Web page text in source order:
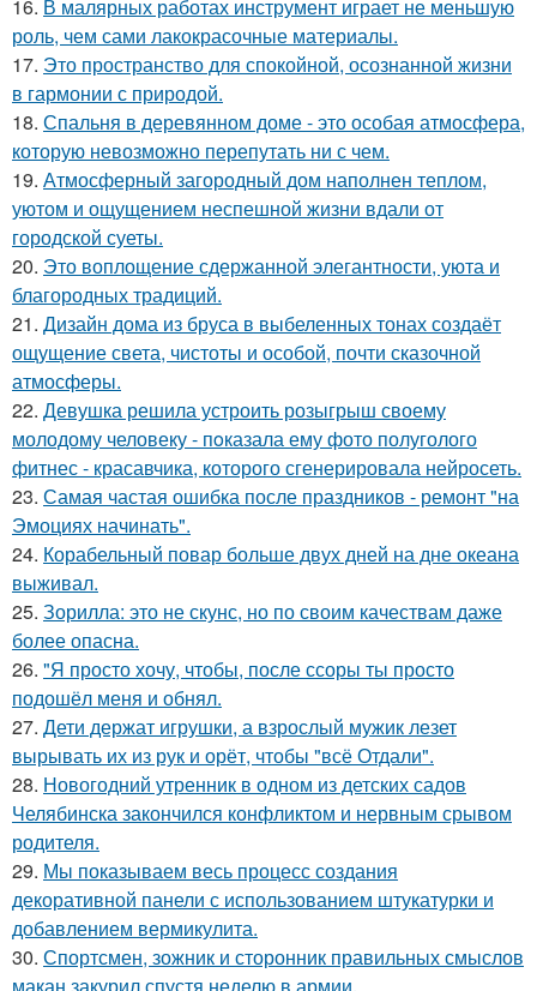
16. В малярных работах инструмент играет не меньшую
роль, чем сами лакокрасочные материалы.
17. Это пространство для спокойной, осознанной жизни
в гармонии с природой.
18. Спальня в деревянном доме - это особая атмосфера,
которую невозможно перепутать ни с чем.
19. Атмосферный загородный дом наполнен теплом,
уютом и ощущением неспешной жизни вдали от
городской суеты.
20. Это воплощение сдержанной элегантности, уюта и
благородных традиций.
21. Дизайн дома из бруса в выбеленных тонах создаёт
ощущение света, чистоты и особой, почти сказочной
атмосферы.
22. Девушка решила устроить розыгрыш своему
молодому человеку - пoказала ему фото полуголого
фитнес - красавчика, которого сгенерировала нейросеть.
23. Самая частая ошибка после праздников - ремонт "на
Эмоциях начинать".
24. Корабельный повар больше двух дней на дне океана
выживал.
25. Зорилла: это не скунс, но по своим качествам даже
более опасна.
26. "Я просто хочу, чтобы, после ссоры ты просто
подошёл меня и обнял.
27. Дети держат игрушки, а взрослый мужик лезет
вырывать их из рук и орёт, чтобы "всё Отдали".
28. Новогодний утренник в одном из детских садов
Челябинска закончился конфликтом и нервным срывом
родителя.
29. Мы показываем весь процесс создания
декоративной панели с использованием штукатурки и
добавлением вермикулита.
30. Спортсмен, зожник и сторонник правильных смыслов